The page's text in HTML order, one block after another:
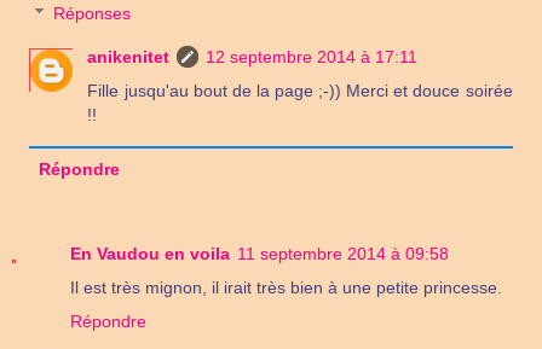
Réponses
anikenitet
12 septembre 2014 à 17:11
Fille jusqu'au bout de la page ;-)) Merci et douce soirée
!!
Répondre
En Vaudou en voila 11 septembre 2014 à 09:58
Il est très mignon, il irait très bien à une petite princesse.
Répondre